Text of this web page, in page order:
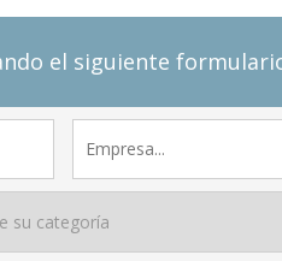
el siguiente